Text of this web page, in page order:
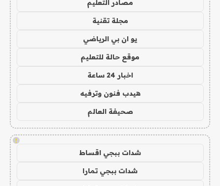
مصادر التعليم
مجلة تقنية
يو ان بي الرياضي
موقع حالة للتعليم
اخبار 24 ساعة
هيدب فنون وترفيه
صحيفة العالم
!
شدات ببجي اقساط
شدات ببجي تمارا